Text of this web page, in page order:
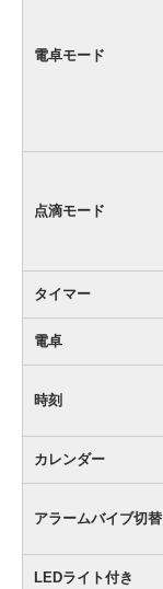
電卓モード
点滴モード
タイマー
電卓
時刻
カレンダー
アラームバイブ切替
LEDライト付き